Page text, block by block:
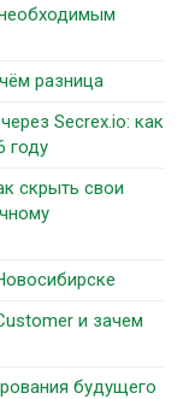
разница
Secrex.io: как
году
скрыть свои
и зачем
будущего